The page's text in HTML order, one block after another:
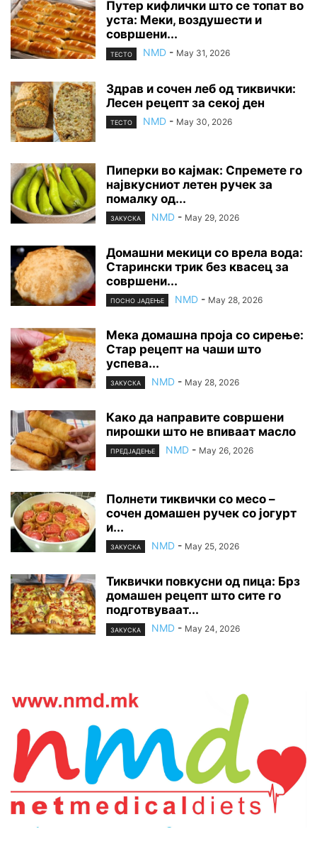
Путер кифлички што се топат во
уста: Меки, воздушести и
совршени...
ТЕСТО NMD - May 31, 2026
Здрав и сочен леб од тиквички:
Лесен рецепт за секој ден
ТЕСТО NMD - May 30, 2026
Пиперки во кајмак: Спремете го
највкусниот летен ручек за
помалку од...
ЗАКУСКА NMD - May 29, 2026
Домашни мекици со врела вода:
Старински трик без квасец за
совршени...
ПОСНО ЈАДЕЊЕ NMD - May 28, 2026
Мека домашна проја со сирење:
Стар рецепт на чаши што
успева...
ЗАКУСКА NMD - May 28, 2026
Како да направите совршени
пирошки што не впиваат масло
ПРЕДЈАДЕЊЕ NMD - May 26, 2026
Полнети тиквички со месо –
сочен домашен ручек со јогурт
и...
ЗАКУСКА NMD - May 25, 2026
Тиквички повкусни од пица: Брз
домашен рецепт што сите го
подготвуваат...
ЗАКУСКА NMD - May 24, 2026